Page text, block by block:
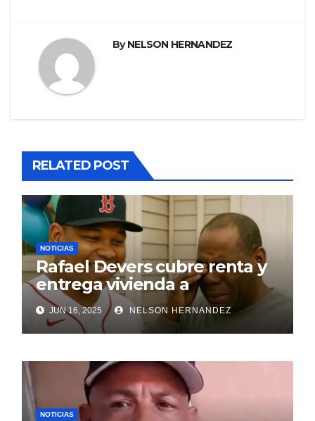
ByNELSON HERNANDEZ
RELATED POST
NOTICIAS
Rafael Devers cubre renta y
entrega vivienda a
exentrenador en RD
JUN 16, 2025 NELSON HERNANDEZ
NOTICIAS